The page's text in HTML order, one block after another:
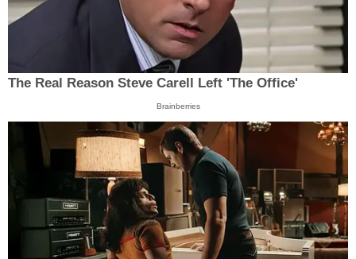
The Real Reason Steve Carell Left 'The Office'
Brainberries